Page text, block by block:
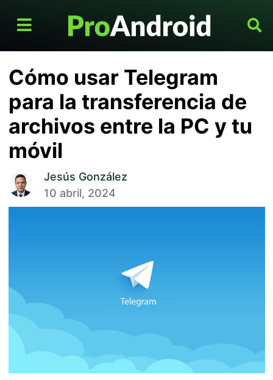
Cómo usar Telegram
para la transferencia de
archivos entre la PC y tu
móvil
Jesús González
10 abril, 2024